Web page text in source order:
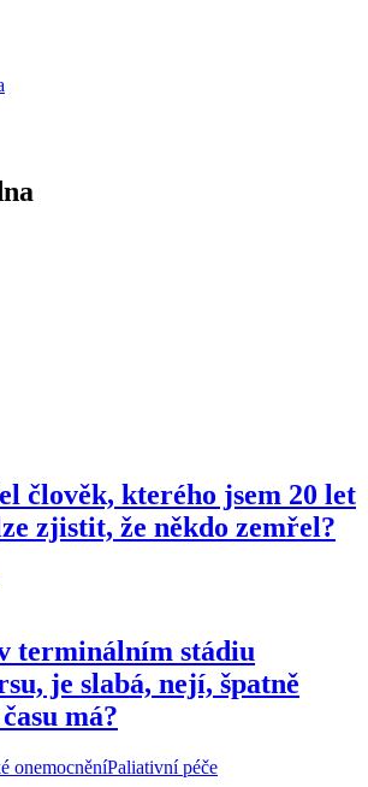
člověk, kterého jsem 20 let
zjistit, že někdo zemřel?
terminálním stádiu
je slabá, nejí, špatně
má?
onemocněníPaliativní péče